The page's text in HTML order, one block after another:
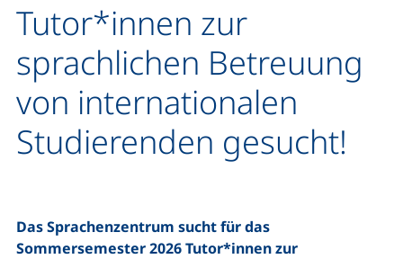
Tutor*innen zur
sprachlichen Betreuung
von internationalen
Studierenden gesucht!
Das Sprachenzentrum sucht für das
Sommersemester 2026 Tutor*innen zur